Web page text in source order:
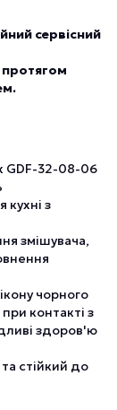
сервісний
GDF-32-08-06
кухні з
змішувача,
чорного
контакті з
здоров'ю
стійкий до